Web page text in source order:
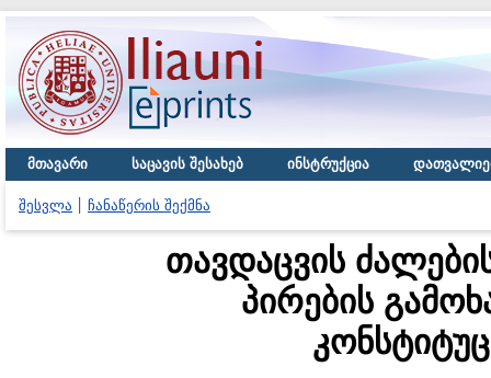
მთავარი საცავის შესახებ ინსტრუქცია
შესვლა ჩანაწერის შექმნა
თავდაცვის
პირების